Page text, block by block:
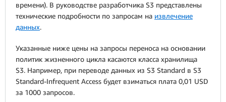
времени). В руководстве разработчика S3 представлены
технические подробности по запросам на извлечение
данных.
Указанные ниже цены на запросы переноса на основании
политик жизненного цикла касаются класса хранилища
S3. Например, при переводе данных из S3 Standard в S3
Standard-Infrequent Access будет взиматься плата 0,01 USD
за 1000 запросов.